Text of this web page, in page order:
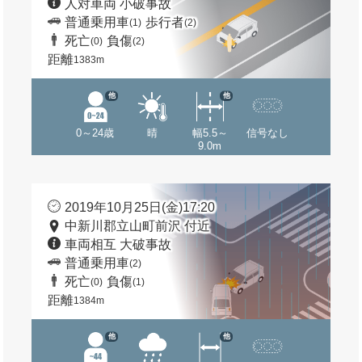
人対車両 小破事故
普通乗用車(1) 歩行者(2)
死亡(0) 負傷(2)
距離1383m
0～24歳
他
晴
幅5.5～
9.0m
他
信号なし
2019年10月25日(金)17:20
中新川郡立山町前沢 付近
車両相互 大破事故
普通乗用車(2)
死亡(0) 負傷(1)
距離1384m
他 他